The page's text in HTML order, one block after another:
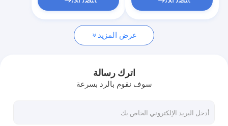
منظف ​​الأجزاء بالموجات فوق الصوتية
منظف ​​الكربوهيدرات بالموجات فوق الصوتية
منظف ​​بالموجات فوق الصوتية الصناعية
عرض المزيد
اترك رسالة
سوف نقوم بالرد بسرعة